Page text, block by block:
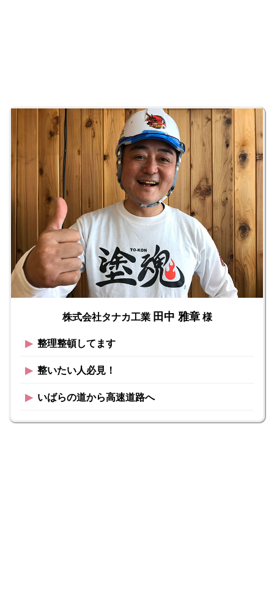
株式会社タナカ工業 田中 雅章様
▶︎ 整理整頓してます
▶︎ 整いたい人必見！
▶︎ いばらの道から高速道路へ